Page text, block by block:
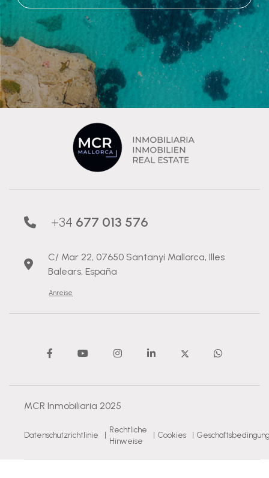
+34 677 013 576
C/ Mar 22, 07650 Santanyí Mallorca, Illes
Balears, España
Anreise
MCR Inmobiliaria 2025
Datenschutzrichtlinie
Rechtliche
Hinweise
Cookies